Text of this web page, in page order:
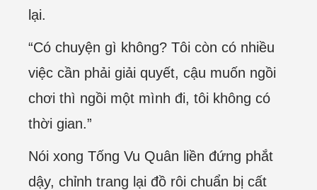
lại.
“Có chuyện gì không? Tôi còn có nhiều
việc cần phải giải quyết, cậu muốn ngồi
chơi thì ngồi một mình đi, tôi không có
thời gian.”
Nói xong Tống Vu Quân liền đứng phắt
dậy, chỉnh trang lại đồ rôi chuẩn bị cất